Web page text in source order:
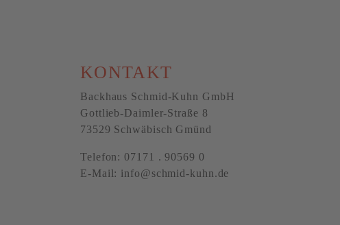
KONTAKT
Backhaus Schmid-Kuhn GmbH
Gottlieb-Daimler-Straße 8
73529 Schwäbisch Gmünd
Telefon: 07171 . 90569 0
E-Mail: info@schmid-kuhn.de